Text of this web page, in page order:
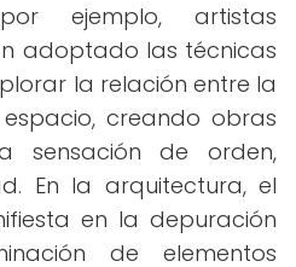
ejemplo, artistas
adoptado las técnicas
la relación entre la
creando obras
sensación de orden,
En la arquitectura, el
en la depuración
de elementos